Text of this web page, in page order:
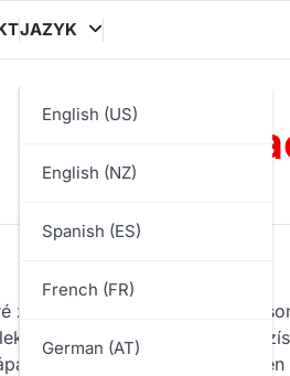
JAZYK
English (US)
English (NZ)
Spanish (ES)
French (FR)
German (AT)
zlepšují jak hratelnost, tak
Hráči mohou tyto odměny
Pro uplatnění těchto